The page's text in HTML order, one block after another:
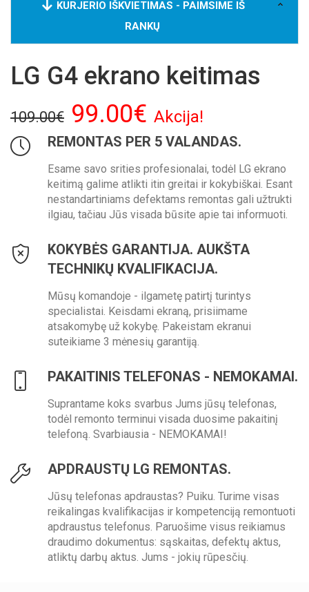
KURJERIO IŠKVIETIMAS - PAIMSIME IŠ
RANKŲ
LG G4 ekrano keitimas
109.00€ 99.00€ Akcija!
REMONTAS PER 5 VALANDAS.
Esame savo srities profesionalai, todėl LG ekrano
keitimą galime atlikti itin greitai ir kokybiškai. Esant
nestandartiniams defektams remontas gali užtrukti
ilgiau, tačiau Jūs visada būsite apie tai informuoti.
KOKYBĖS GARANTIJA. AUKŠTA
TECHNIKŲ KVALIFIKACIJA.
Mūsų komandoje - ilgametę patirtį turintys
specialistai. Keisdami ekraną, prisiimame
atsakomybę už kokybę. Pakeistam ekranui
suteikiame 3 mėnesių garantiją.
PAKAITINIS TELEFONAS - NEMOKAMAI.
Suprantame koks svarbus Jums jūsų telefonas,
todėl remonto terminui visada duosime pakaitinį
telefoną. Svarbiausia - NEMOKAMAI!
APDRAUSTŲ LG REMONTAS.
Jūsų telefonas apdraustas? Puiku. Turime visas
reikalingas kvalifikacijas ir kompetenciją remontuoti
apdraustus telefonus. Paruošime visus reikiamus
draudimo dokumentus: sąskaitas, defektų aktus,
atliktų darbų aktus. Jums - jokių rūpesčių.